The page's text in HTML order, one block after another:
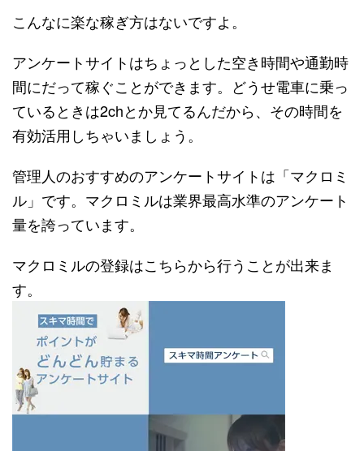
こんなに楽な稼ぎ方はないですよ。
アンケートサイトはちょっとした空き時間や通勤時
間にだって稼ぐことができます。どうせ電車に乗っ
ているときは2chとか見てるんだから、その時間を
有効活用しちゃいましょう。
管理人のおすすめのアンケートサイトは「マクロミ
ル」です。マクロミルは業界最高水準のアンケート
量を誇っています。
マクロミルの登録はこちらから行うことが出来ま
す。